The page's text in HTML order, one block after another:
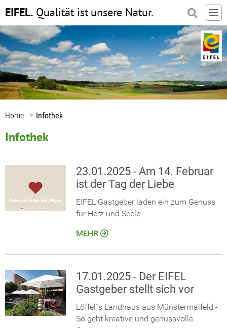
Home Infothek
Infothek
23.01.2025 - Am 14. Februar
ist der Tag der Liebe
EIFEL Gastgeber laden ein zum Genuss
für Herz und Seele
MEHR
17.01.2025 - Der EIFEL
Gastgeber stellt sich vor
Löffel´s Landhaus aus Münstermaifeld -
So geht kreative und genussvolle
EIFEL. Qualität ist unsere Natur.